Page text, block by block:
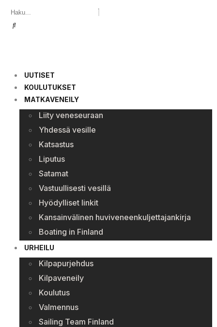
UUTISET
KOULUTUKSET
MATKAVENEILY
Liity veneseuraan
Yhdessä vesille
Katsastus
Liputus
Satamat
Vastuullisesti vesillä
Hyödylliset linkit
Kansainvälinen huviveneenkuljettajankirja
Boating in Finland
URHEILU
Kilpapurjehdus
Kilpaveneily
Koulutus
Valmennus
Sailing Team Finland